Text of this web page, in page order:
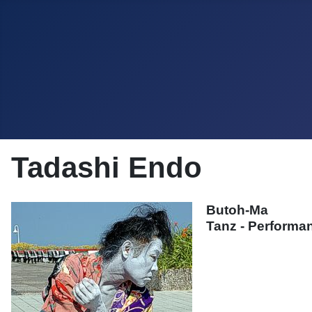
Tadashi Endo
Butoh-Ma
Tanz -